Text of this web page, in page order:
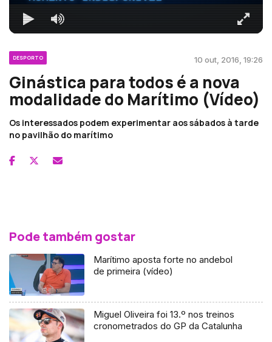
DESPORTO 10 out, 2016, 19:26
Ginástica para todos é a nova
modalidade do Marítimo (Vídeo)
Os interessados podem experimentar aos sábados à tarde
no pavilhão do marítimo
Pode também gostar
Marítimo aposta forte no andebol
de primeira (vídeo)
Miguel Oliveira foi 13.º nos treinos
cronometrados do GP da Catalunha